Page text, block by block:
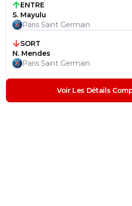
ENTRE
S. Mayulu
Paris Saint Germain
SORT
N. Mendes
Paris Saint Germain
Voir Les Détails